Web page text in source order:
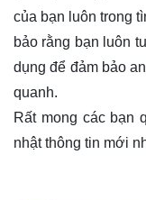
của bạn luôn trong
bảo rằng bạn luôn
dụng để đảm bảo
quanh.
Rất mong các bạn
nhật thông tin mới